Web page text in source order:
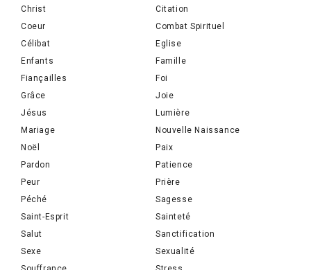
Christ
Citation
Coeur
Combat Spirituel
Célibat
Eglise
Enfants
Famille
Fiançailles
Foi
Grâce
Joie
Jésus
Lumière
Mariage
Nouvelle Naissance
Noël
Paix
Pardon
Patience
Peur
Prière
Péché
Sagesse
Saint-Esprit
Sainteté
Salut
Sanctification
Sexe
Sexualité